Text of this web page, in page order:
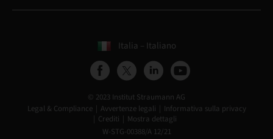
Italia – Italiano
© 2023 Institut Straumann AG
Legal & Compliance
Avvertenze legali
Informativa sulla privacy
Crediti
Mostra dettagli
W-STG-00388/A 12/21